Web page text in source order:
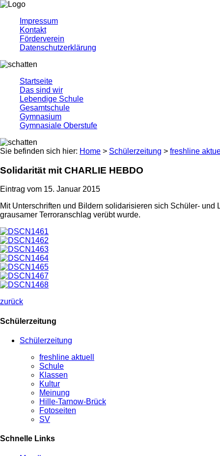
Impressum
Kontakt
Förderverein
Datenschutzerklärung
Startseite
Das sind wir
Lebendige Schule
Gesamtschule
Gymnasium
Gymnasiale Oberstufe
Sie befinden sich hier: Home > Schülerzeitung > freshline
Solidarität mit CHARLIE HEBDO
Eintrag vom 15. Januar 2015
Mit Unterschriften und Bildern solidarisieren sich Schüler-
grausamer Terroranschlag verübt wurde.
zurück
Schülerzeitung
Schülerzeitung
freshline aktuell
Schule
Klassen
Kultur
Meinung
Hille-Tarnow-Brück
Fotoseiten
SV
Schnelle Links